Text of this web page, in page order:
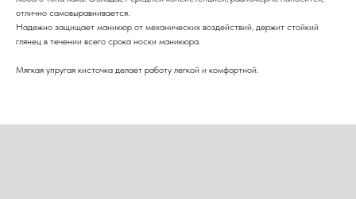
отлично самовыравнивается.
Надежно защищает маникюр от механических воздействий, держит стойкий
глянец в течении всего срока носки маникюра.
Мягкая упругая кисточка делает работу легкой и комфортной.